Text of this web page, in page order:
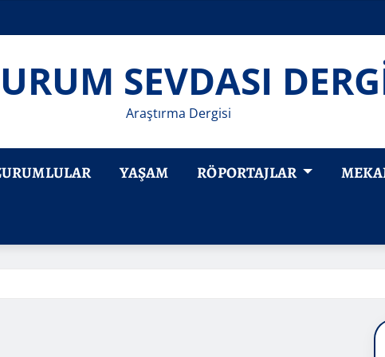
SEVDASI
Araştırma Dergisi
YAŞAM RÖPORTAJLAR